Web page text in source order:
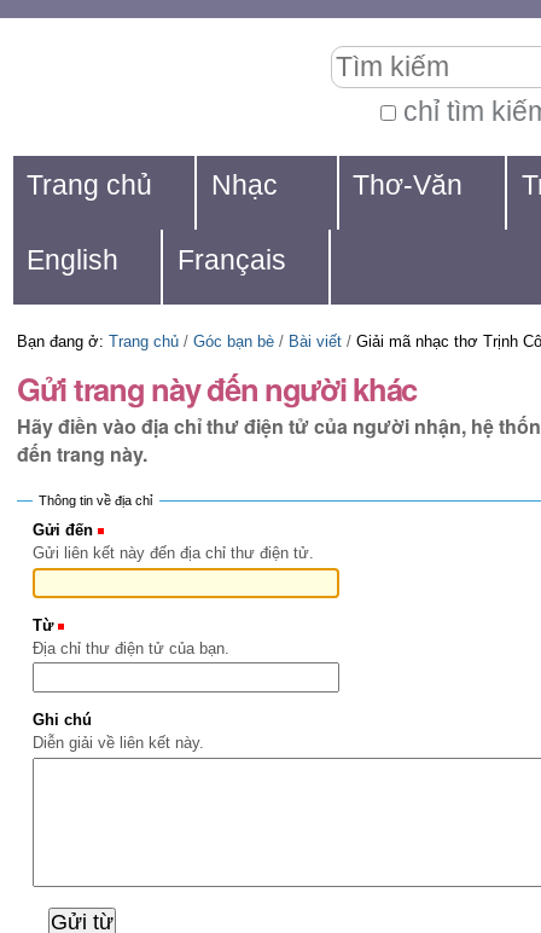
dung.
đến
mục
định
hướng
cá
nhân
chỉ tìm
kiếm
Navigation
Trang chủ Nhạc Thơ-Văn
English Français
Bạn đang ở: Trang chủ / Góc bạn bè / Bài viết / Giải mã nhạc thơ Trịnh
Gửi trang này đến người khác
Hãy điền vào địa chỉ thư điện tử của người nhận, hệ
đến trang này.
Thông tin về địa chỉ
Gửi đến
Gửi liên kết này đến địa chỉ thư điện tử.
Từ
Địa chỉ thư điện tử của bạn.
Ghi chú
Diễn giải về liên kết này.